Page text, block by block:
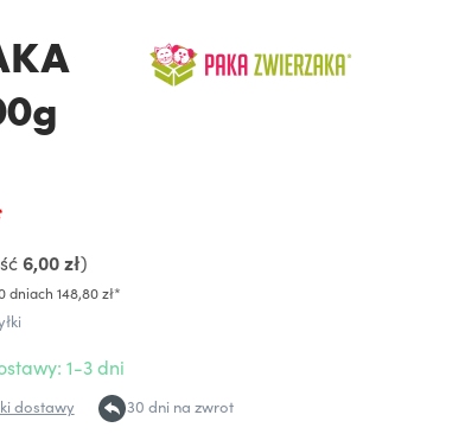
6,00 zł)
dniach 148,80 zł*
1-3 dni
dostawy 30 dni na zwrot